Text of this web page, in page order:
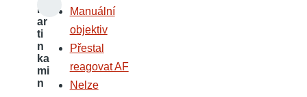
m
ar
ti
n
ka
mi
n
Manuální
objektiv
Přestal
reagovat AF
Nelze